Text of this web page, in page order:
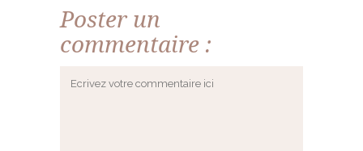
Poster un
commentaire :